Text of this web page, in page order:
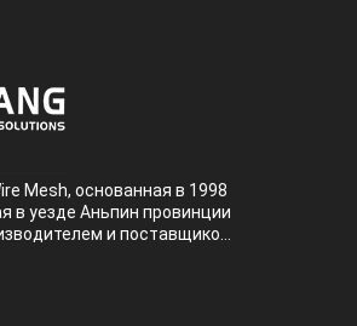
Mesh, основанная в 1998
в уезде Аньпин провинции
и поставщиком,